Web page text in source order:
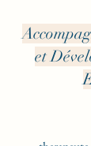
et